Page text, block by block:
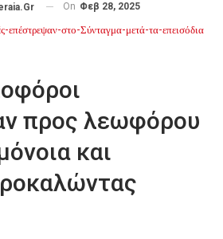
On Φεβ 28, 2025
προς λεωφόρου
και